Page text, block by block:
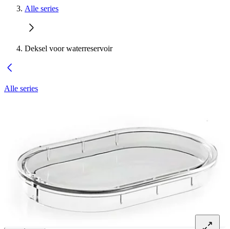
Alle series
Deksel voor waterreservoir
Alle series